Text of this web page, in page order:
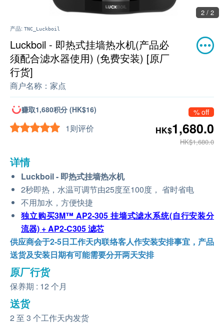
2 / 2
产品: TNC_Luckboil
Luckboil - 即热式挂墙热水机(产品必
须配合滤水器使用) (免费安装) [原厂
行货]
商户名称： 家点
赚取1,680积分 (HK$16)
1则评价
% off
HK$1,680.0
HK$1,680.0
详情
Luckboil - 即热式挂墙热水机
2秒即热，水温可调节由25度至100度， 省时省电
不用加水，方便快捷
独立购买3M™ AP2-305 挂墙式滤水系统(自行安装分
流器) + AP2-C305 滤芯
供应商会于2-5日工作天内联络客人作安装安排事宜，产品
送货及安装日期有可能需要分开两天安排
原厂行货
保养期 : 12 个月
送货
2 至 3 个工作天内发货